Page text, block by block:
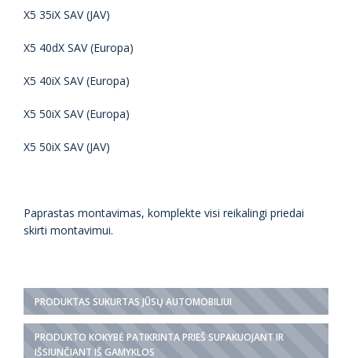
X5 35iX SAV (JAV)
X5 40dX SAV (Europa)
X5 40iX SAV (Europa)
X5 50iX SAV (Europa)
X5 50iX SAV (JAV)
Paprastas montavimas, komplekte visi reikalingi priedai
skirti montavimui.
PRODUKTAS SUKURTAS JŪSŲ AUTOMOBILIUI
PRODUKTO KOKYBĖ PATIKRINTA PRIEŠ SUPAKUOJANT IR
IŠSIUNČIANT IŠ GAMYKLOS